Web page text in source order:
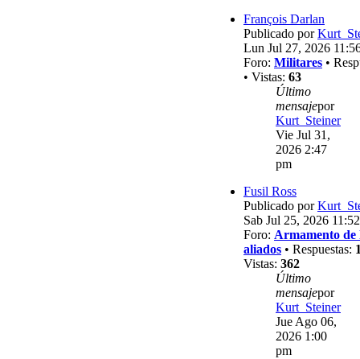
François Darlan
Publicado por
Lun Jul 27, 2026
Foro: Militares •
• Vistas: 63
Último
mensajepor
Kurt_Steiner
Vie Jul 31,
2026 2:47
pm
Fusil Ross
Publicado por
Sab Jul 25, 2026
Foro: Armamento de
aliados • Respuestas:
Vistas: 362
Último
mensajepor
Kurt_Steiner
Jue Ago 06,
2026 1:00
pm